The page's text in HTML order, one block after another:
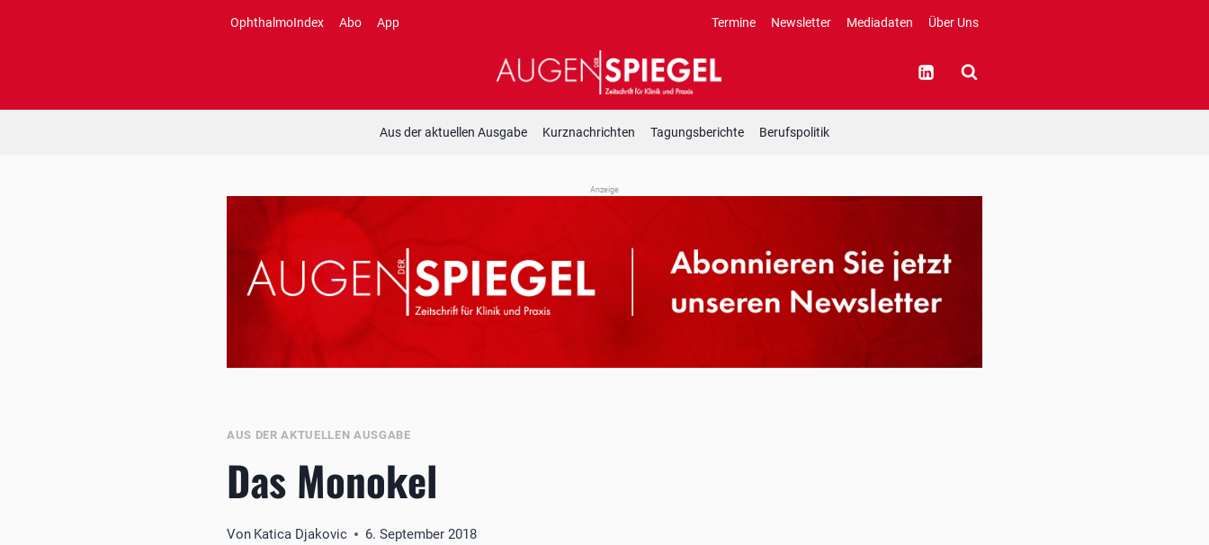
OphthalmoIndex Abo App Termine Newsletter Mediadaten Über Uns
Aus der aktuellen Ausgabe Kurznachrichten Tagungsberichte Berufspolitik
Anzeige
AUS DER AKTUELLEN AUSGABE
Das Monokel
Von Katica Djakovic 6. September 2018